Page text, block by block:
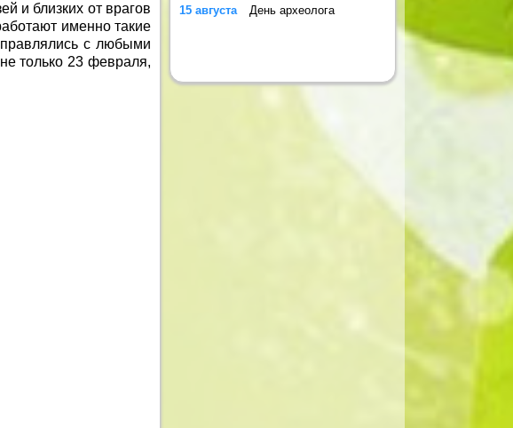
и близких от врагов
именно такие
с любыми
только 23 февраля,
15 августа
День археолога